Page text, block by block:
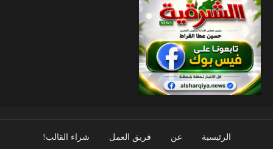
الرئيسية عن فريق العمل شراء القالب!